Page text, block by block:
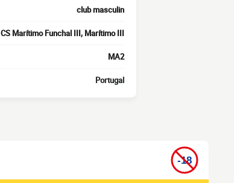
club masculin
CS Marítimo Funchal III, Marítimo III
MA2
Portugal